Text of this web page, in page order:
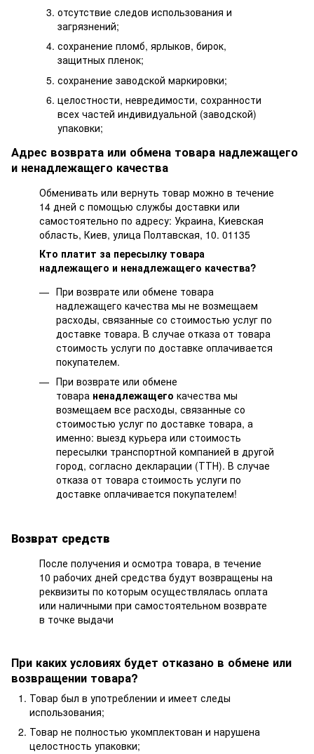
отсутствие следов использования и
загрязнений;
сохранение пломб, ярлыков, бирок,
защитных пленок;
сохранение заводской маркировки;
целостности, невредимости, сохранности
всех частей индивидуальной (заводской)
упаковки;
Адрес возврата или обмена товара надлежащего
и ненадлежащего качества
Обменивать или вернуть товар можно в течение
14 дней с помощью службы доставки или
самостоятельно по адресу: Украина, Киевская
область, Киев, улица Полтавская, 10. 01135
Кто платит за пересылку товара
надлежащего и ненадлежащего качества?
При возврате или обмене товара
надлежащего качества мы не возмещаем
расходы, связанные со стоимостью услуг по
доставке товара. В случае отказа от товара
стоимость услуги по доставке оплачивается
покупателем.
При возврате или обмене
товара ненадлежащего качества мы
возмещаем все расходы, связанные со
стоимостью услуг по доставке товара, а
именно: выезд курьера или стоимость
пересылки транспортной компанией в другой
город, согласно декларации (ТТН). В случае
отказа от товара стоимость услуги по
доставке оплачивается покупателем!
Возврат средств
После получения и осмотра товара, в течение
10 рабочих дней средства будут возвращены на
реквизиты по которым осуществлялась оплата
или наличными при самостоятельном возврате
в точке выдачи
При каких условиях будет отказано в обмене или
возвращении товара?
Товар был в употреблении и имеет следы
использования;
Товар не полностью укомплектован и нарушена
целостность упаковки;